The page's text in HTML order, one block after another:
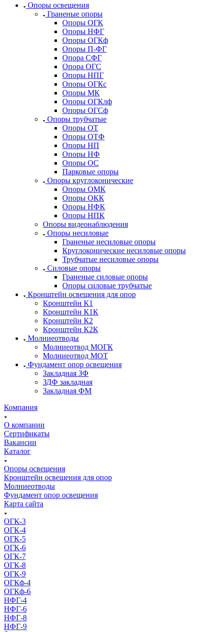
Опоры освещения
Граненые опоры
Опоры ОГК
Опоры НФГ
Опоры ОГКф
Опоры П-ФГ
Опора СФГ
Опора ОГС
Опоры НПГ
Опоры ОГКс
Опоры МК
Опоры ОГКлф
Опоры ОГСф
Опоры трубчатые
Опоры ОТ
Опоры ОТФ
Опоры НП
Опоры НФ
Опоры ОС
Парковые опоры
Опоры круглоконические
Опоры ОМК
Опоры ОКК
Опоры НФК
Опоры НПК
Опоры видеонаблюдения
Опоры несиловые
Граненые несиловые опоры
Круглоконические несиловые опоры
Трубчатые несиловые опоры
Силовые опоры
Граненые силовые опоры
Опоры силовые трубчатые
Кронштейн освещения для опор
Кронштейн К1
Кронштейн К1К
Кронштейн К2
Кронштейн К2К
Молниеотводы
Молниеотвод МОГК
Молниеотвод МОТ
Фундамент опор освещения
Закладная ЗФ
ЗДФ закладная
Закладная ФМ
Компания
О компании
Сертификаты
Вакансии
Каталог
Опоры освещения
Кронштейн освещения для опор
Молниеотводы
Фундамент опор освещения
Карта сайта
ОГК-3
ОГК-4
ОГК-5
ОГК-6
ОГК-7
ОГК-8
ОГК-9
ОГКф-4
ОГКф-6
НФГ-4
НФГ-6
НФГ-8
НФГ-9